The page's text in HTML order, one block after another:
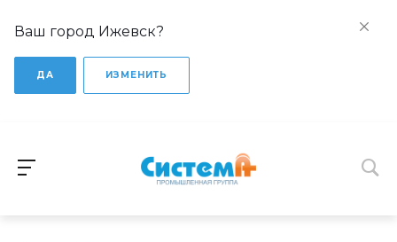
Ваш город Ижевск?
ДА ИЗМЕНИТЬ